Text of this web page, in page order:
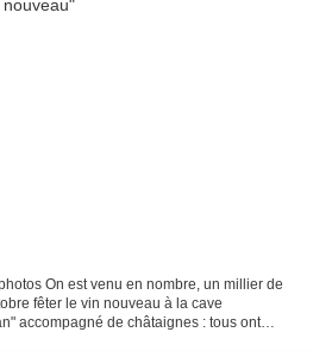
On est venu en nombre, un millier de
fêter le vin nouveau à la cave
accompagné de châtaignes : tous ont